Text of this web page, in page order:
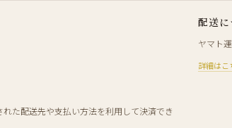
た配送先や支払い方法を利用して決済でき
配送
ヤマト
詳細はこ